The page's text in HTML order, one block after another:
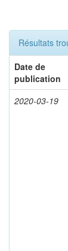
Résultats
Date de
publication
2020-03-19